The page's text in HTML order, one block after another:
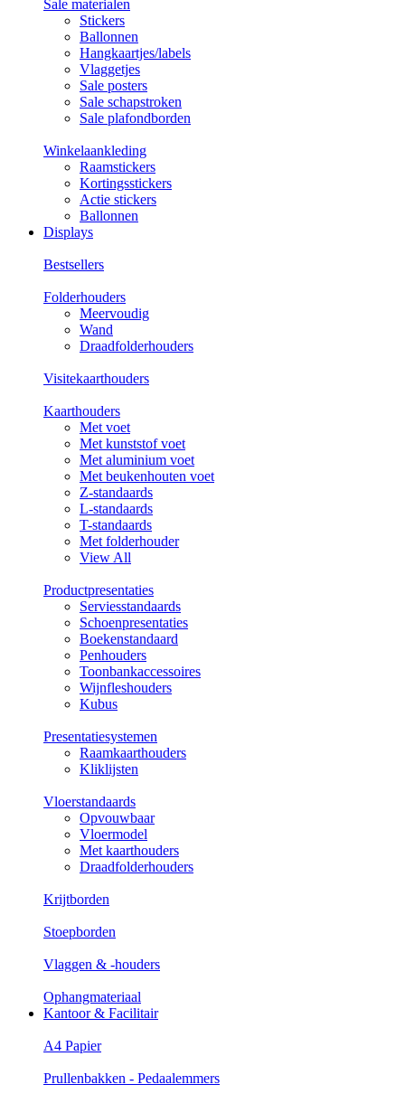
Sale materialen
Stickers
Ballonnen
Hangkaartjes/labels
Vlaggetjes
Sale posters
Sale schapstroken
Sale plafondborden
Winkelaankleding
Raamstickers
Kortingsstickers
Actie stickers
Ballonnen
Displays
Bestsellers
Folderhouders
Meervoudig
Wand
Draadfolderhouders
Visitekaarthouders
Kaarthouders
Met voet
Met kunststof voet
Met aluminium voet
Met beukenhouten voet
Z-standaards
L-standaards
T-standaards
Met folderhouder
View All
Productpresentaties
Serviesstandaards
Schoenpresentaties
Boekenstandaard
Penhouders
Toonbankaccessoires
Wijnfleshouders
Kubus
Presentatiesystemen
Raamkaarthouders
Kliklijsten
Vloerstandaards
Opvouwbaar
Vloermodel
Met kaarthouders
Draadfolderhouders
Krijtborden
Stoepborden
Vlaggen & -houders
Ophangmateriaal
Kantoor & Facilitair
A4 Papier
Prullenbakken - Pedaalemmers